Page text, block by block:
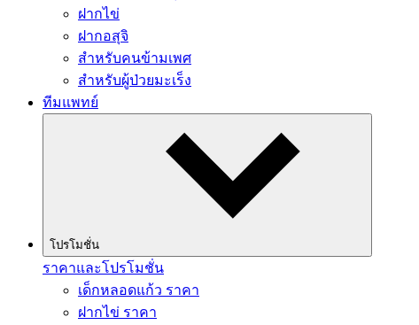
ฝากไข่
ฝากอสุจิ
สำหรับคนข้ามเพศ
สำหรับผู้ป่วยมะเร็ง
ทีมแพทย์
โปรโมชั่น
ราคาและโปรโมชั่น
เด็กหลอดแก้ว ราคา
ฝากไข่ ราคา